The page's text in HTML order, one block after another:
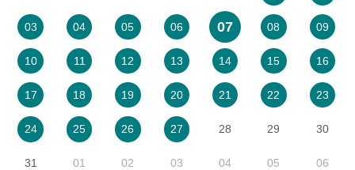
03 04 05 06 07 08 09
10 11 12 13 14 15 16
17 18 19 20 21 22 23
24 25 26 27 28 29 30
31 01 02 03 04 05 06